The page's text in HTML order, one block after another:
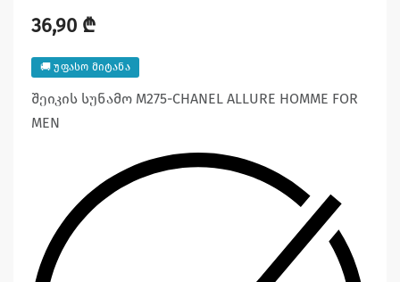
36,90 ₾
🚚 უფასო მიტანა
შეიკის სუნამო M275-CHANEL ALLURE HOMME FOR
MEN